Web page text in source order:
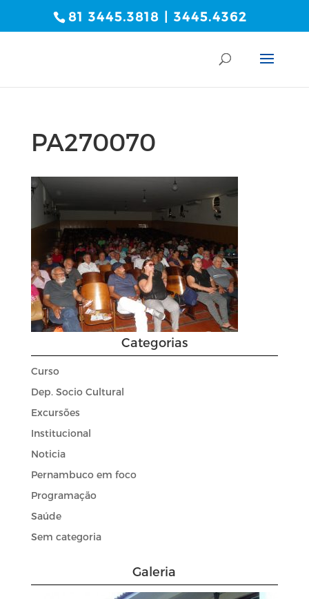
81 3445.3818 | 3445.4362
PA270070
Categorias
Curso
Dep. Socio Cultural
Excursões
Institucional
Noticia
Pernambuco em foco
Programação
Saúde
Sem categoria
Galeria